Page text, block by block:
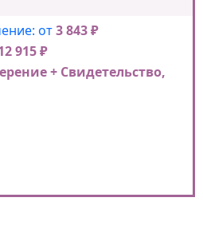
от3 843 ₽
915 ₽
+ Свидетельство,